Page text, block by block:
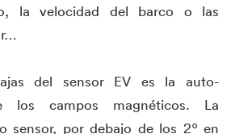
la velocidad del barco o las
del sensor EV es la auto-
los campos magnéticos. La
sensor, por debajo de los 2º en